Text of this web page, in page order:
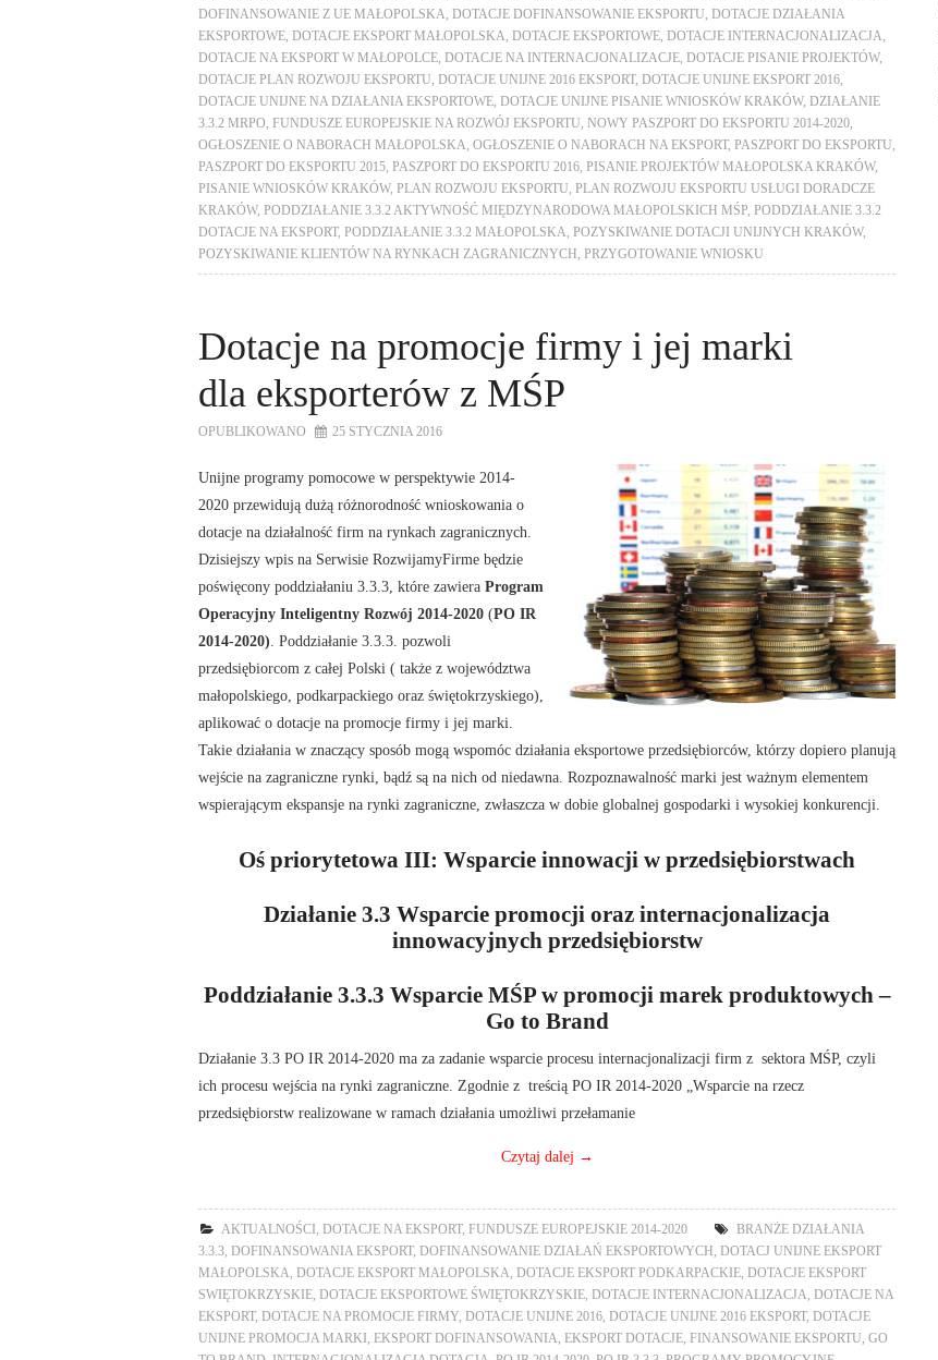
DOFINANSOWANIE Z UE MAŁOPOLSKA DOTACJE DOFINANSOWANIE EKSPORTU DOTACJE DZIAŁANIA
EKSPORTOWE DOTACJE EKSPORT MAŁOPOLSKA DOTACJE EKSPORTOWE DOTACJE INTERNACJONALIZACJA
DOTACJE NA EKSPORT W MAŁOPOLCE DOTACJE NA INTERNACJONALIZACJE DOTACJE PISANIE PROJEKTÓW,
DOTACJE PLAN ROZWOJU EKSPORTU DOTACJE UNIJNE 2016 EKSPORT, DOTACJE UNIJNE EKSPORT 2016
DOTACJE UNIJNE NA DZIAŁANIA EKSPORTOWE DOTACJE UNIJNE PISANIE WNIOSKÓW KRAKÓW, DZIAŁANIE
3.3.2 MRPO FUNDUSZE EUROPEJSKIE NA ROZWÓJ EKSPORTU NOWY PASZPORT DO EKSPORTU 2014-2020
OGŁOSZENIE O NABORACH MAŁOPOLSKA OGŁOSZENIE O NABORACH NA EKSPORT, PASZPORT DO EKSPORTU
PASZPORT DO EKSPORTU 2015 PASZPORT DO EKSPORTU 2016 PISANIE PROJEKTÓW MAŁOPOLSKA KRAKÓW,
PISANIE WNIOSKÓW KRAKÓW, PLAN ROZWOJU EKSPORTU PLAN ROZWOJU EKSPORTU USŁUGI DORADCZE
KRAKÓW, PODDZIAŁANIE 3.3.2 AKTYWNOŚĆ MIĘDZYNARODOWA MAŁOPOLSKICH MŚP PODDZIAŁANIE 3.3.2
DOTACJE NA EKSPORT, PODDZIAŁANIE 3.3.2 MAŁOPOLSKA POZYSKIWANIE DOTACJI UNIJNYCH KRAKÓW,
POZYSKIWANIE KLIENTÓW NA RYNKACH ZAGRANICZNYCH PRZYGOTOWANIE WNIOSKU
Dotacje na promocje firmy i jej marki
dla eksporterów z MŚP
OPUBLIKOWANO 25 STYCZNIA 2016
Unijne programy pomocowe w perspektywie 2014-
2020 przewidują dużą różnorodność wnioskowania o
dotacje na działalność firm na rynkach zagranicznych.
Dzisiejszy wpis na Serwisie RozwijamyFirme będzie
poświęcony poddziałaniu 3.3.3, które zawiera Program
Operacyjny Inteligentny Rozwój 2014-2020 (PO IR
2014-2020) . Poddziałanie 3.3.3. pozwoli
przedsiębiorcom z całej Polski ( także z województwa
małopolskiego, podkarpackiego oraz świętokrzyskiego),
aplikować o dotacje na promocje firmy i jej marki.
Takie działania w znaczący sposób mogą wspomóc działania eksportowe przedsiębiorców, którzy dopiero planują
wejście na zagraniczne rynki, bądź są na nich od niedawna. Rozpoznawalność marki jest ważnym elementem
wspierającym ekspansje na rynki zagraniczne, zwłaszcza w dobie globalnej gospodarki i wysokiej konkurencji.
Oś priorytetowa III: Wsparcie innowacji w przedsiębiorstwach
Działanie 3.3 Wsparcie promocji oraz internacjonalizacja
innowacyjnych przedsiębiorstw
Poddziałanie 3.3.3 Wsparcie MŚP w promocji marek produktowych –
Go to Brand
Działanie 3.3 PO IR 2014-2020 ma za zadanie wsparcie procesu internacjonalizacji firm z sektora MŚP, czyli
ich procesu wejścia na rynki zagraniczne. Zgodnie z treścią PO IR 2014-2020 „Wsparcie na rzecz
przedsiębiorstw realizowane w ramach działania umożliwi przełamanie
Czytaj dalej →
AKTUALNOŚCI DOTACJE NA EKSPORT , FUNDUSZE EUROPEJSKIE 2014-2020
BRANŻE DZIAŁANIA
3.3.3
DOFINANSOWANIA EKSPORT , DOFINANSOWANIE DZIAŁAŃ EKSPORTOWYCH
DOTACJ UNIJNE EKSPORT
MAŁOPOLSKA
DOTACJE EKSPORT MAŁOPOLSKA DOTACJE EKSPORT PODKARPACKIE
DOTACJE EKSPORT
SWIĘTOKRZYSKIE
DOTACJE EKSPORTOWE ŚWIĘTOKRZYSKIE DOTACJE INTERNACJONALIZACJA
DOTACJE NA
EKSPORT , DOTACJE NA PROMOCJE FIRMY DOTACJE UNIJNE 2016 DOTACJE UNIJNE 2016 EKSPORT ,
DOTACJE
UNIJNE PROMOCJA MARKI
EKSPORT DOFINANSOWANIA EKSPORT DOTACJE FINANSOWANIE EKSPORTU GO